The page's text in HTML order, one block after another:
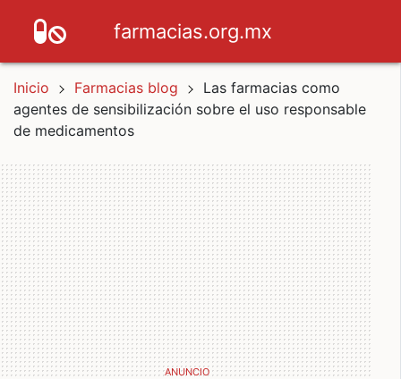
farmacias.org.mx
Inicio Farmacias blog
Las farmacias como
agentes de sensibilización sobre el uso responsable
de medicamentos